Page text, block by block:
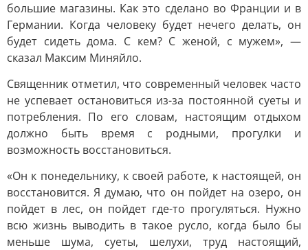
большие магазины. Как это сделано во Франции и в
Германии. Когда человеку будет нечего делать, он
будет сидеть дома. С кем? С женой, с мужем», —
сказал Максим Миняйло.
Священник отметил, что современный человек часто
не успевает остановиться из-за постоянной суеты и
потребления. По его словам, настоящим отдыхом
должно быть время с родными, прогулки и
возможность восстановиться.
«Он к понедельнику, к своей работе, к настоящей, он
восстановится. Я думаю, что он пойдет на озеро, он
пойдет в лес, он пойдет где-то прогуляться. Нужно
всю жизнь выводить в такое русло, когда было бы
меньше шума, суеты, шелухи, труд настоящий,